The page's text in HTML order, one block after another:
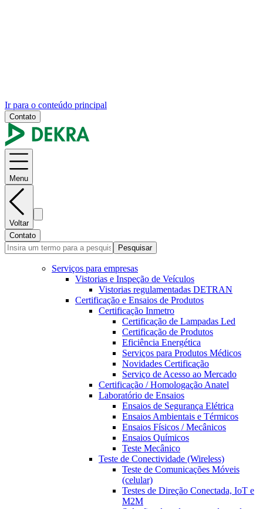
Ir para o conteúdo principal
Contato
Menu
Voltar
Contato
Pesquisar
Serviços para empresas
Vistorias e Inspeção de Veículos
Vistorias regulamentadas DETRAN
Certificação e Ensaios de Produtos
Certificação Inmetro
Certificação de Lampadas Led
Certificação de Produtos
Eficiência Energética
Serviços para Produtos Médicos
Novidades Certificação
Serviço de Acesso ao Mercado
Certificação / Homologação Anatel
Laboratório de Ensaios
Ensaios de Segurança Elétrica
Ensaios Ambientais e Térmicos
Ensaios Físicos / Mecânicos
Ensaios Químicos
Teste Mecânico
Teste de Conectividade (Wireless)
Teste de Comunicações Móveis
(celular)
Testes de Direção Conectada, IoT e
M2M